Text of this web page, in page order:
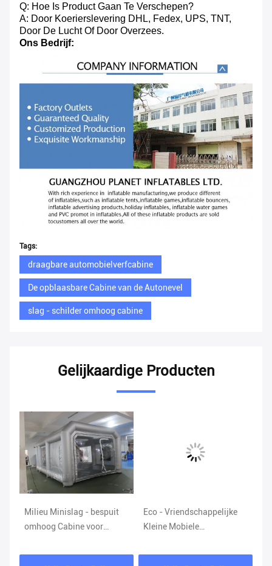
Q: Hoe Is Product Gaan Te Verschepen?
A: Door Koerierslevering DHL, Fedex, UPS, TNT,
Door De Lucht Of Door Overzees.
Ons Bedrijf:
Tags:
draagbare automobielverfcabine
De opblaasbare Cabine van de Autonevel
slag - schilder omhoog cabine
Gelijkaardige Producten
Milieu Minislag - bespuit
omhoog Cabine voor
Eco - Vriendschappelijke
Kleine Mobiele
Gemakkelijk om Ce UL